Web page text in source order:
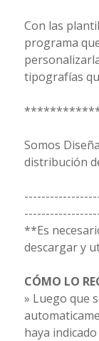
Con las
programa
tipografías
Somos
distribución
**Es
descargar y
CÓMO LO
» Luego que
haya